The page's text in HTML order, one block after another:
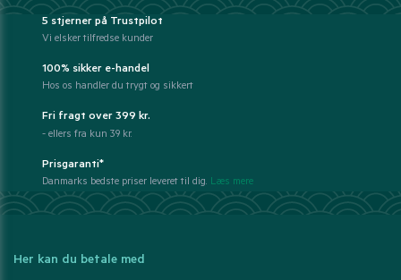
5 stjerner på Trustpilot
Vi elsker tilfredse kunder
100% sikker e-handel
Hos os handler du trygt og sikkert
Fri fragt over 399 kr.
- ellers fra kun 39 kr.
Prisgaranti*
Danmarks bedste priser leveret til dig. Læs mere
Her kan du betale med